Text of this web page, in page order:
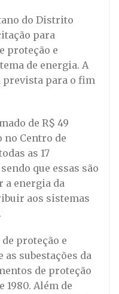
do Distrito
para
proteção e
de energia. A
prevista para o fim
de R$ 49
no Centro de
as 17
que essas são
a energia da
aos sistemas
proteção e
as subestações da
de proteção
1980. Além de